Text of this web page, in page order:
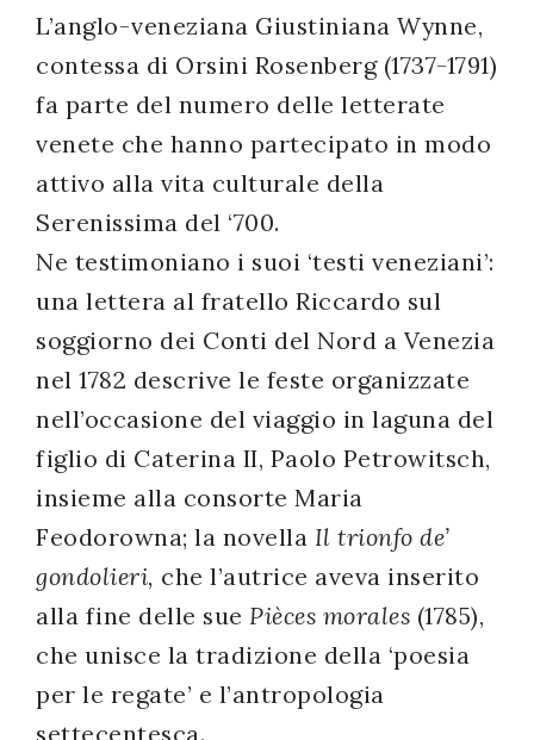
L’anglo-veneziana Giustiniana Wynne,
contessa di Orsini Rosenberg (1737-1791)
fa parte del numero delle letterate
venete che hanno partecipato in modo
attivo alla vita culturale della
Serenissima del ‘700.
Ne testimoniano i suoi ‘testi veneziani’:
una lettera al fratello Riccardo sul
soggiorno dei Conti del Nord a Venezia
nel 1782 descrive le feste organizzate
nell’occasione del viaggio in laguna del
figlio di Caterina II, Paolo Petrowitsch,
insieme alla consorte Maria
Feodorowna; la novella Il trionfo de’
gondolieri, che l’autrice aveva inserito
alla fine delle sue Pièces morales (1785),
che unisce la tradizione della ‘poesia
per le regate’ e l’antropologia
settecentesca.